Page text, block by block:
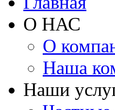
О НАС
О
Наша
Наши